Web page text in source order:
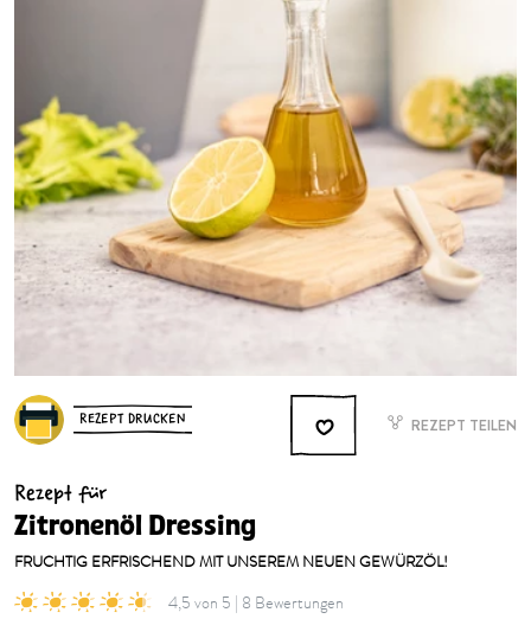
REZEPT DRUCKEN REZEPT TEILEN
Rezept für
Zitronenöl Dressing
FRUCHTIG ERFRISCHEND MIT UNSEREM NEUEN GEWÜRZÖL!
4,5 von 5 | 8 Bewertungen